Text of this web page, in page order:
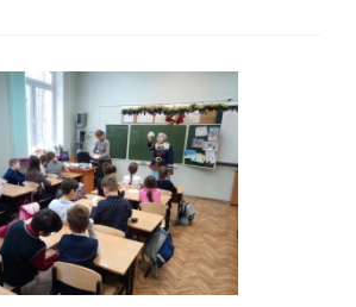
в
прошли
мастер-
классы,
посвященные
празднику
Благовещения